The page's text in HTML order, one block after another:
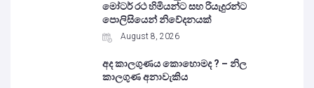
මෝටර් රථ හිමියන්ට සහ රියැදුරන්ට
පොලිසියෙන් නිවේදනයක්
August 8, 2026
අද කාලගුණය කොහොමද ? – නිල
කාලගුණ අනාවැකිය